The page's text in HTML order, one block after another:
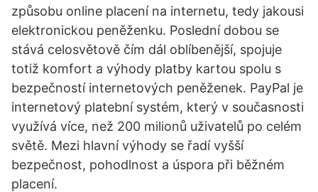
způsobu online placení na internetu, tedy jakousi
elektronickou peněženku. Poslední dobou se
stává celosvětově čím dál oblíbenější, spojuje
totiž komfort a výhody platby kartou spolu s
bezpečností internetových peněženek. PayPal je
internetový platební systém, který v současnosti
využívá více, než 200 milionů uživatelů po celém
světě. Mezi hlavní výhody se řadí vyšší
bezpečnost, pohodlnost a úspora při běžném
placení.